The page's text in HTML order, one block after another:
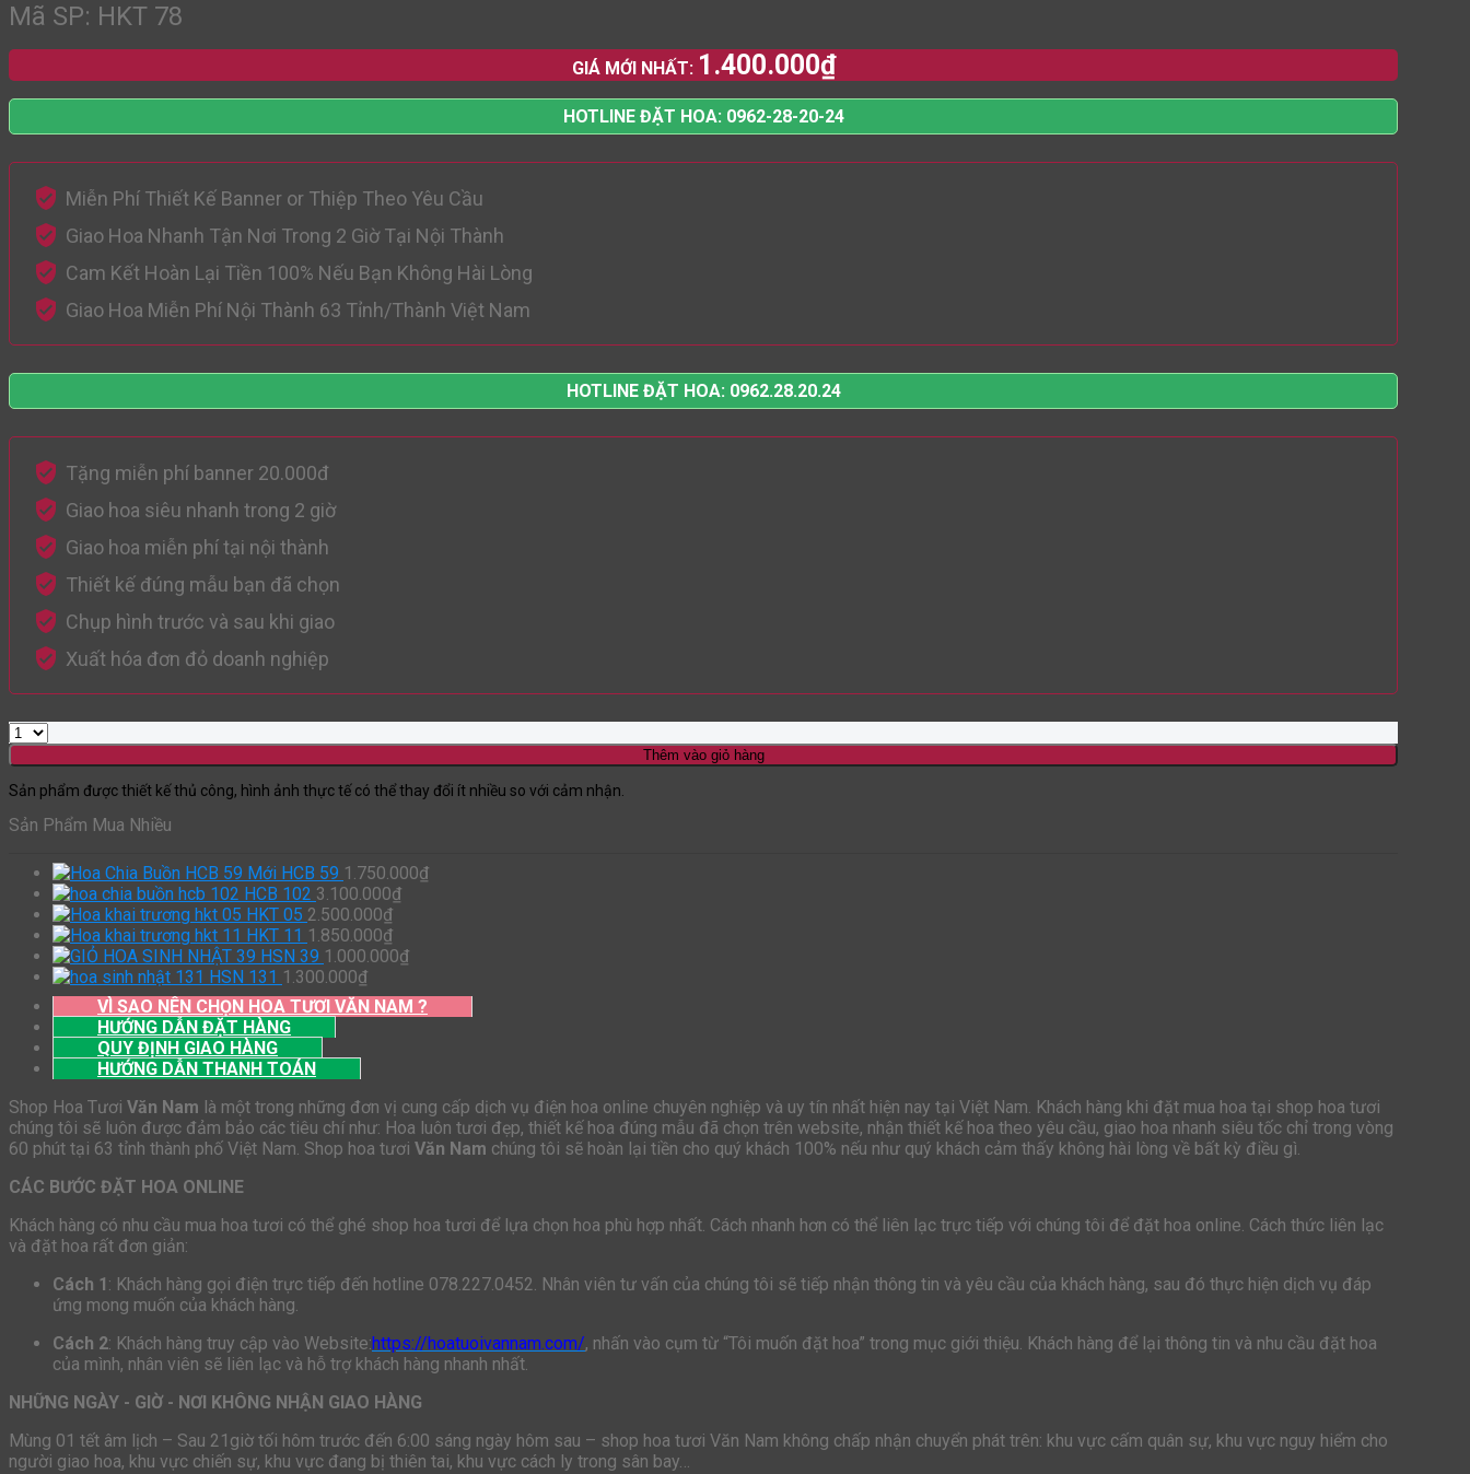
Mã SP: HKT 78
GIÁ MỚI NHẤT: 1.400.000₫
HOTLINE ĐẶT HOA: 0962-28-20-24
Miễn Phí Thiết Kế Banner or Thiệp Theo Yêu Cầu
Giao Hoa Nhanh Tận Nơi Trong 2 Giờ Tại Nội Thành
Cam Kết Hoàn Lại Tiền 100% Nếu Bạn Không Hài Lòng
Giao Hoa Miễn Phí Nội Thành 63 Tỉnh/Thành Việt Nam
HOTLINE ĐẶT HOA: 0962.28.20.24
Tặng miễn phí banner 20.000đ
Giao hoa siêu nhanh trong 2 giờ
Giao hoa miễn phí tại nội thành
Thiết kế đúng mẫu bạn đã chọn
Chụp hình trước và sau khi giao
Xuất hóa đơn đỏ doanh nghiệp
Thêm vào giỏ hàng
Sản phẩm được thiết kế thủ công, hình ảnh thực tế có thể thay đổi ít nhiều so với cảm nhận.
Sản Phẩm Mua Nhiều
HCB 59 1.750.000₫
HCB 102 3.100.000₫
HKT 05 2.500.000₫
HKT 11 1.850.000₫
HSN 39 1.000.000₫
HSN 131 1.300.000₫
VÌ SAO NÊN CHỌN HOA TƯƠI VĂN NAM ?
HƯỚNG DẪN ĐẶT HÀNG
QUY ĐỊNH GIAO HÀNG
HƯỚNG DẪN THANH TOÁN
Shop Hoa Tươi Văn Nam là một trong những đơn vị cung cấp dịch vụ điện hoa online chuyên nghiệp và uy tín nhất hiện nay tại Việt Nam. Khách hàng khi đặt mua hoa tại shop hoa tươi
chúng tôi sẽ luôn được đảm bảo các tiêu chí như: Hoa luôn tươi đẹp, thiết kế hoa đúng mẫu đã chọn trên website, nhận thiết kế hoa theo yêu cầu, giao hoa nhanh siêu tốc chỉ trong vòng
60 phút tại 63 tỉnh thành phố Việt Nam. Shop hoa tươi Văn Nam chúng tôi sẽ hoàn lại tiền cho quý khách 100% nếu như quý khách cảm thấy không hài lòng về bất kỳ điều gì.
CÁC BƯỚC ĐẶT HOA ONLINE
Khách hàng có nhu cầu mua hoa tươi có thể ghé shop hoa tươi để lựa chọn hoa phù hợp nhất. Cách nhanh hơn có thể liên lạc trực tiếp với chúng tôi để đặt hoa online. Cách thức liên lạc
và đặt hoa rất đơn giản:
Cách 1 : Khách hàng gọi điện trực tiếp đến hotline 078.227.0452. Nhân viên tư vấn của chúng tôi sẽ tiếp nhận thông tin và yêu cầu của khách hàng, sau đó thực hiện dịch vụ đáp
ứng mong muốn của khách hàng.
Cách 2: Khách hàng truy cập vào Website:https://hoatuoivannam.com/, nhấn vào cụm từ “Tôi muốn đặt hoa” trong mục giới thiệu. Khách hàng để lại thông tin và nhu cầu đặt hoa
của mình, nhân viên sẽ liên lạc và hỗ trợ khách hàng nhanh nhất.
NHỮNG NGÀY - GIỜ - NƠI KHÔNG NHẬN GIAO HÀNG
Mùng 01 tết âm lịch – Sau 21giờ tối hôm trước đến 6:00 sáng ngày hôm sau – shop hoa tươi Văn Nam không chấp nhận chuyển phát trên: khu vực cấm quân sự, khu vực nguy hiểm cho
người giao hoa, khu vực chiến sự, khu vực đang bị thiên tai, khu vực cách ly trong sân bay…